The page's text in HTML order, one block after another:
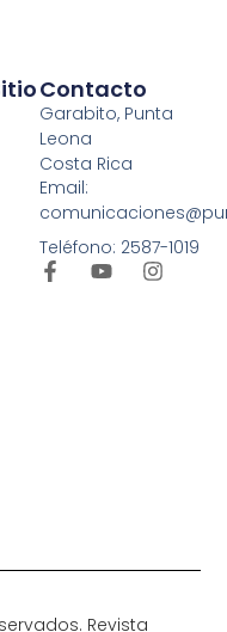
Contacto
Garabito, Punta
Leona
Costa Rica
Email:
Teléfono: 2587-1019
Revista